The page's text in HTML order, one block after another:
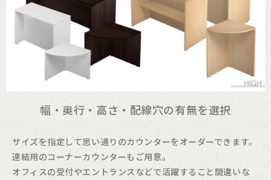
幅・奥行・高さ・配線穴の有無を選択
サイズを指定して思い通りのカウンターをオーダーできます。
連結用のコーナーカウンターもご用意。
オフィスの受付やエントランスなどで活躍すること間違いな